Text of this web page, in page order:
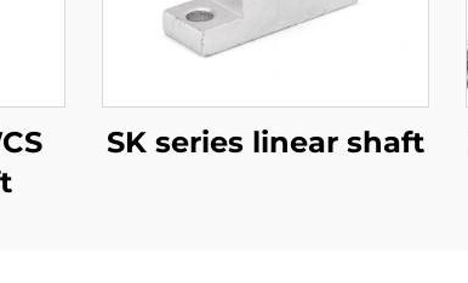
SK series linear shaft